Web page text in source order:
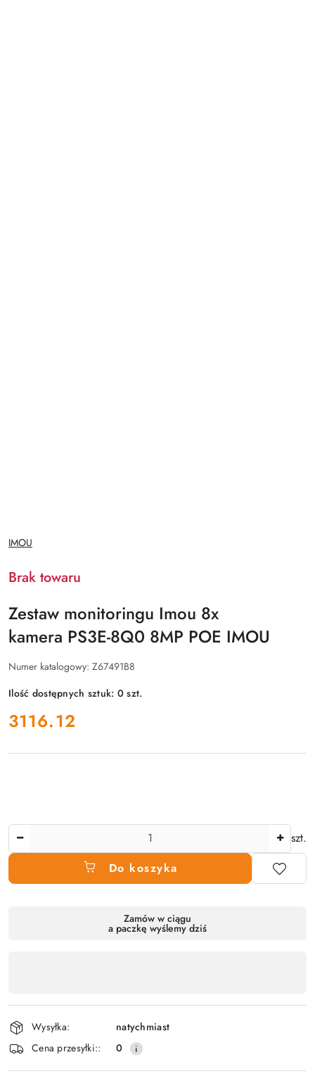
NAZWA
PRODUCENTA:
IMOU
Brak towaru
Zestaw monitoringu Imou 8x
kamera PS3E-8Q0 8MP POE IMOU
Numer katalogowy: Z67491B8
Ilość dostępnych sztuk: 0szt.
cena:
3116.12
szt.
Do koszyka
dostawa
Zamów w ciągu
a paczkę wyślemy dziś
Wysyłka:
natychmiast
Cena przesyłki::
0